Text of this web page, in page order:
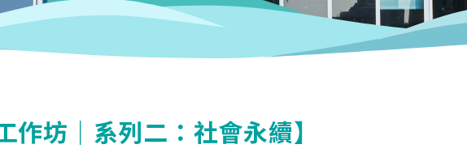
坊｜系列二：社會永續】